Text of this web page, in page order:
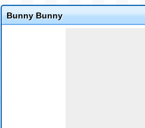
Bunny Bunny